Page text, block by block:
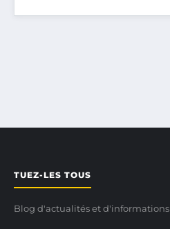
TUEZ-LES TOUS
Blog d'actualités et d'informations